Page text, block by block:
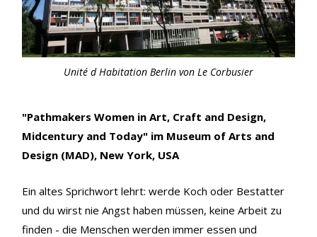
Unité d Habitation Berlin von Le Corbusier
"Pathmakers Women in Art, Craft and Design,
Midcentury and Today" im Museum of Arts and
Design (MAD), New York, USA
Ein altes Sprichwort lehrt: werde Koch oder Bestatter
und du wirst nie Angst haben müssen, keine Arbeit zu
finden - die Menschen werden immer essen und